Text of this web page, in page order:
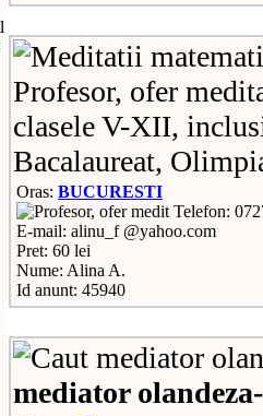
Profesor, ofer
clasele V-XII,
Bacalaureat,
Oras: BUCURESTI
Telefon:
E-mail: alinu_f @yahoo.com
Pret: 60 lei
Nume: Alina A.
Id anunt: 45940
mediator